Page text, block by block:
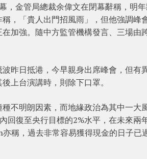
金管局總裁余偉文在閉幕辭稱，明
，「貴人出門招風雨」，但他強調峰
加強。隨中方監管機構發言、三場由
昨日抵港，今早親身出席峰會，但有
上台演講時，則除下口罩。
不明朗因素，而地緣政治為其中一大
回復至央行目標的2%水平，在未來兩
亦稱，過去非常容易獲得現金的日子